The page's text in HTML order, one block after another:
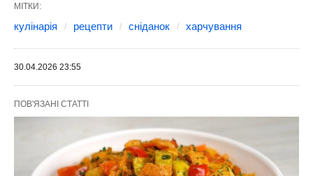
МІТКИ:
кулінарія рецепти сніданок харчування
30.04.2026 23:55
ПОВ'ЯЗАНІ СТАТТІ